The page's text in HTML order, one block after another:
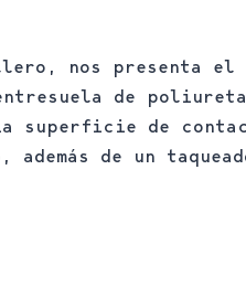
nos presenta el
de
superficie de
de un